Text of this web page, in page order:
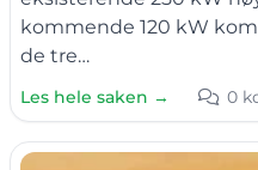
kommende 120 kW
de tre…
Les hele saken → 0